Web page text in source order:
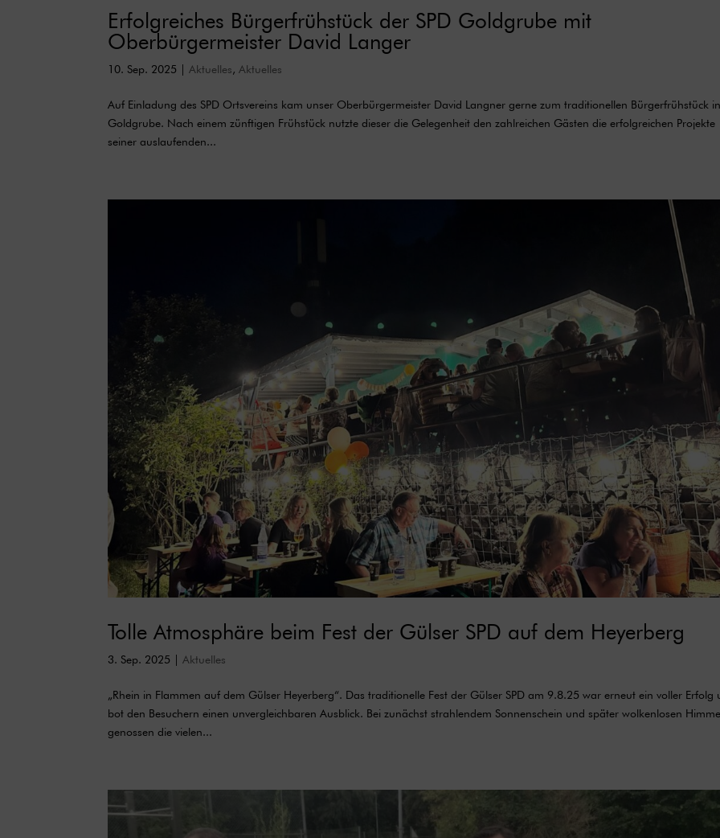
Erfolgreiches Bürgerfrühstück der SPD Goldgrube mit
Oberbürgermeister David Langer
10. Sep. 2025 Aktuelles, Aktuelles
Auf Einladung des SPD Ortsvereins kam unser Oberbürgermeister David Langner gerne zum traditionellen Bürgerfrühstück
Goldgrube. Nach einem zünftigen Frühstück nutzte dieser die Gelegenheit den zahlreichen Gästen die erfolgreichen Projekte
seiner auslaufenden...
Tolle Atmosphäre beim Fest der Gülser SPD auf dem Heyerberg
3. Sep. 2025 | Aktuelles
„Rhein in Flammen auf dem Gülser Heyerberg“. Das traditionelle Fest der Gülser SPD am 9.8.25 war erneut ein voller Erfolg
bot den Besuchern einen unvergleichbaren Ausblick. Bei zunächst strahlendem Sonnenschein und später wolkenlosen
genossen die vielen...